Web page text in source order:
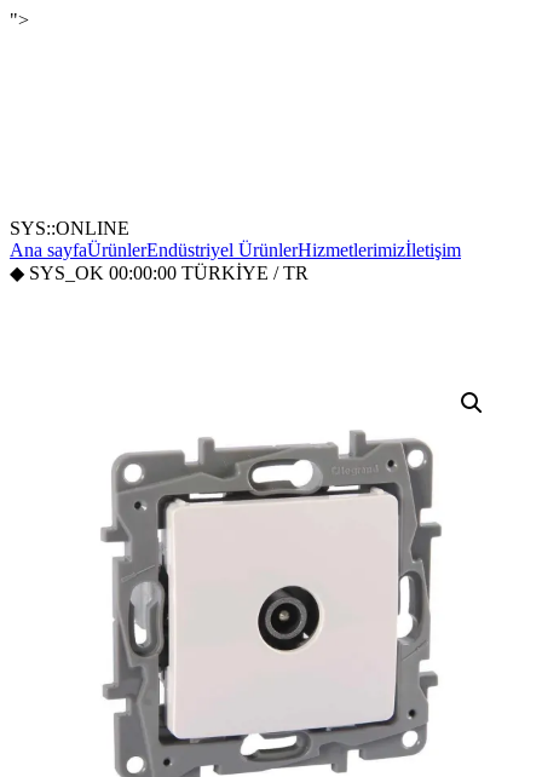
">
SYS::ONLINE
Ana sayfaÜrünlerEndüstriyel ÜrünlerHizmetlerimizİletişim
◆ SYS_OK 00:00:00 TÜRKİYE / TR